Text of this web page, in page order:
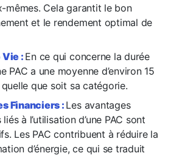
mêmes. Cela garantit le bon
et le rendement optimal de
Vie : En ce qui concerne la durée
PAC a une moyenne d’environ 15
que soit sa catégorie.
Financiers : Les avantages
à l’utilisation d’une PAC sont
Les PAC contribuent à réduire la
d’énergie, ce qui se traduit